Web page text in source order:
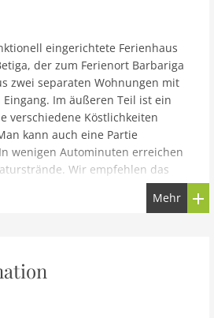
eingerichtete Ferienhaus
der zum Ferienort Barbariga
zwei separaten Wohnungen mit
Im äußeren Teil ist ein
verschiedene Köstlichkeiten
kann auch eine Partie
wenigen Autominuten erreichen
Wir empfehlen das
zu besuchen, wo während
Mehr